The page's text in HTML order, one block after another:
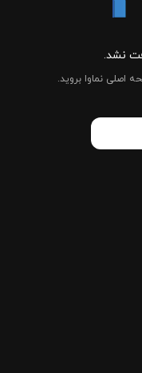
نشد.
اصلی نماوا بروید.